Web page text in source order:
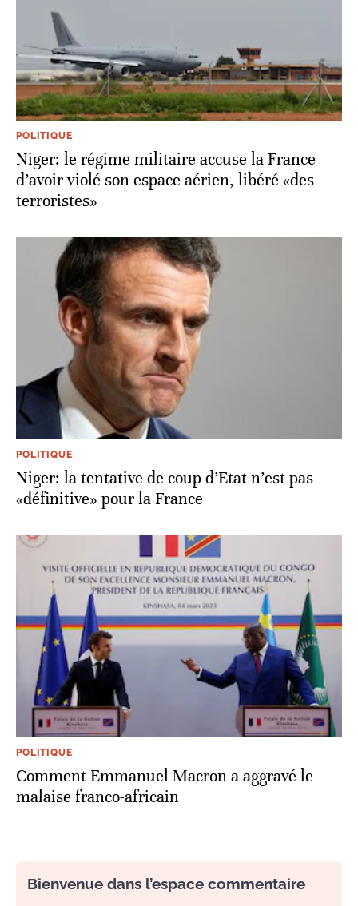
POLITIQUE
Niger: le régime militaire accuse la France
d’avoir violé son espace aérien, libéré «des
terroristes»
POLITIQUE
Niger: la tentative de coup d’Etat n’est pas
«définitive» pour la France
POLITIQUE
Comment Emmanuel Macron a aggravé le
malaise franco-africain
Bienvenue dans l’espace commentaire